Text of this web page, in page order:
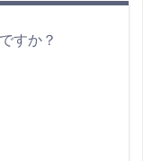
すか？